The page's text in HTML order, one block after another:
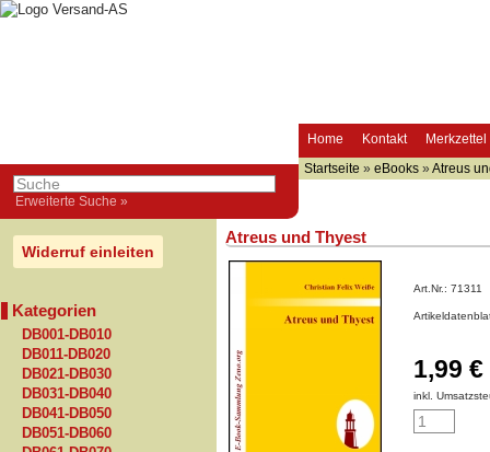
Home Kontakt Merkzettel
Erweiterte Suche »
Startseite » eBooks » Atreus
Widerruf einleiten
Kategorien
DB001-DB010
DB011-DB020
DB021-DB030
DB031-DB040
DB041-DB050
DB051-DB060
Atreus und Thyest
Art.Nr.: 71311
1,99 €
inkl.